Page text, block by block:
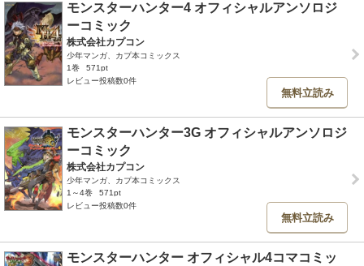
モンスターハンター4 オフィシャルアンソロジ
ーコミック
株式会社カプコン
少年マンガ、カプ本コミックス
1巻
571pt
レビュー投稿数0件
無料立読み
モンスターハンター3G オフィシャルアンソロジ
ーコミック
株式会社カプコン
少年マンガ、カプ本コミックス
1～4巻
571pt
レビュー投稿数0件
無料立読み
モンスターハンター オフィシャル4コマコミッ